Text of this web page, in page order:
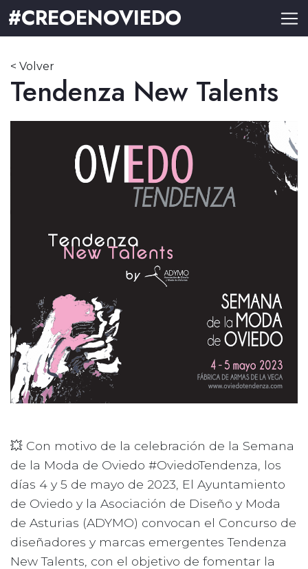
#CREOENOVIEDO
< Volver
Tendenza New Talents
💥 Con motivo de la celebración de la Semana
de la Moda de Oviedo #OviedoTendenza, los
días 4 y 5 de mayo de 2023, El Ayuntamiento
de Oviedo y la Asociación de Diseño y Moda
de Asturias (ADYMO) convocan el Concurso de
diseñadores y marcas emergentes Tendenza
New Talents, con el objetivo de fomentar la